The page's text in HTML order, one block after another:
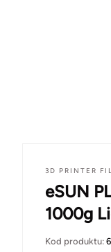
3D PRINTER
eSUN
1000g
Kod produktu: